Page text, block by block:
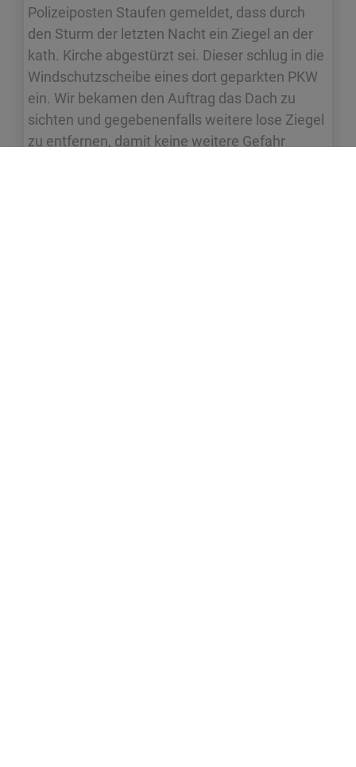
Polizeiposten Staufen gemeldet, dass durch
den Sturm der letzten Nacht ein Ziegel an der
kath. Kirche abgestürzt sei. Dieser schlug in die
Windschutzscheibe eines dort geparkten PKW
ein. Wir bekamen den Auftrag das Dach zu
sichten und gegebenenfalls weitere lose Ziegel
zu entfernen, damit keine weitere Gefahr